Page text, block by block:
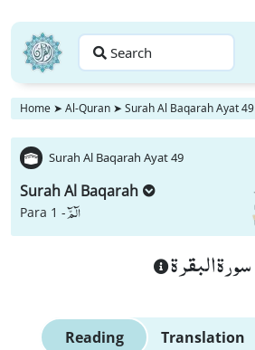
Search
Home ➤ Al-Quran ➤ Surah Al Baqarah Ayat 49
Surah Al Baqarah Ayat 49
Surah Al Baqarah
Para 1 -الٓمّٓ
سورة البقرة
Reading Translation